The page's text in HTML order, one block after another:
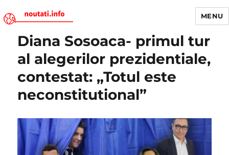
Noutati.Info
MENU
Diana Sosoaca- primul tur
al alegerilor prezidentiale,
contestat: „Totul este
neconstitutional”